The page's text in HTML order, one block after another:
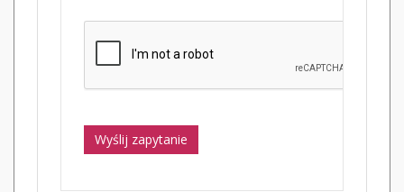
Wyślij zapytanie